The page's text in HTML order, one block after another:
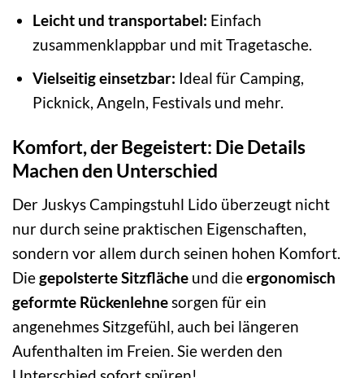
Leicht und transportabel: Einfach
zusammenklappbar und mit Tragetasche.
Vielseitig einsetzbar: Ideal für Camping,
Picknick, Angeln, Festivals und mehr.
Komfort, der Begeistert: Die Details
Machen den Unterschied
Der Juskys Campingstuhl Lido überzeugt nicht
nur durch seine praktischen Eigenschaften,
sondern vor allem durch seinen hohen Komfort.
Diegepolsterte Sitzfläche und dieergonomisch
geformte Rückenlehne sorgen für ein
angenehmes Sitzgefühl, auch bei längeren
Aufenthalten im Freien. Sie werden den